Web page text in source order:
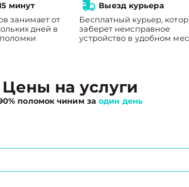
минут
занимает от
дней в
Выезд курьера
Бесплатный курьер,
заберет неисправное
устройство в удобном
Цены на услуги
поломок чиним заодин день